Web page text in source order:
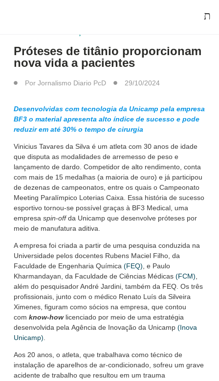
Próteses de titânio proporcionam
nova vida a pacientes
Por Jornalismo Diario PcD 29/10/2024
Desenvolvidas com tecnologia da Unicamp pela empresa
BF3 o material apresenta alto índice de sucesso e pode
reduzir em até 30% o tempo de cirurgia
Vinicius Tavares da Silva é um atleta com 30 anos de idade
que disputa as modalidades de arremesso de peso e
lançamento de dardo. Competidor de alto rendimento, conta
com mais de 15 medalhas (a maioria de ouro) e já participou
de dezenas de campeonatos, entre os quais o Campeonato
Meeting Paralímpico Loterias Caixa. Essa história de sucesso
esportivo tornou-se possível graças à BF3 Medical, uma
empresa spin-offda Unicamp que desenvolve próteses por
meio de manufatura aditiva.
A empresa foi criada a partir de uma pesquisa conduzida na
Universidade pelos docentes Rubens Maciel Filho, da
Faculdade de Engenharia Química (FEQ) , e Paulo
Kharmandayan, da Faculdade de Ciências Médicas (FCM)
além do pesquisador André Jardini, também da FEQ. Os três
profissionais, junto com o médico Renato Luís da Silveira
Ximenes, figuram como sócios na empresa, que contou
com know-howlicenciado por meio de uma estratégia
desenvolvida pela Agência de Inovação da Unicamp (Inova
Unicamp)
Aos 20 anos, o atleta, que trabalhava como técnico de
instalação de aparelhos de ar-condicionado, sofreu um grave
acidente de trabalho que resultou em um trauma